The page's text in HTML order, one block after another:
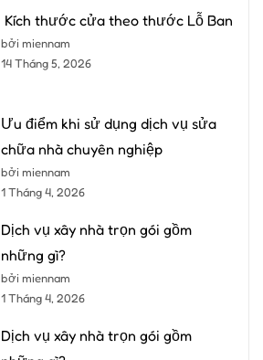
Kích thước cửa theo thước Lỗ Ban
bởi miennam
14 Tháng 5, 2026
Ưu điểm khi sử dụng dịch vụ sửa
chữa nhà chuyên nghiệp
bởi miennam
1 Tháng 4, 2026
Dịch vụ xây nhà trọn gói gồm
những gì?
bởi miennam
1 Tháng 4, 2026
Dịch vụ xây nhà trọn gói gồm